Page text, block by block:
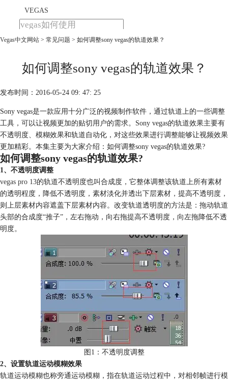
VEGAS
首页
购买
Vegas中文网站 > 常见问题 > 如何调整sony vegas的轨道效果？
如何调整sony vegas的轨道效果？
发布时间：2016-05-24 09: 47: 25
Sony vegas是一款应用十分广泛的视频制作软件，通过轨道上的一些调整
工具，可以让视频更加的贴切用户的需求。Sony vegas的轨道效果主要有
不透明度、模糊效果和轨道自动化，对这些效果进行调整能够让视频效果
更加精彩。本集主要为大家介绍：如何调整sony vegas的轨道效果?
如何调整sony vegas的轨道效果?
1、不透明度调整
vegas pro 13的轨道不透明度也叫合成度，它整体调整该轨道上所有素材
的透明程度，降低不透明度，素材淡化并透出下层素材，提高不透明度，
则上层素材内容遮盖下层素材内容。改变轨道透明度的方法是：拖动轨道
头部的合成度“推子”，左右拖动，向右拖提高不透明度，向左拖降低不透
明度。
图1：不透明度调整
2、设置轨道运动模糊效果
轨道运动模糊也称旁通运动模糊，指在轨道运动过程中，对相邻帧进行模